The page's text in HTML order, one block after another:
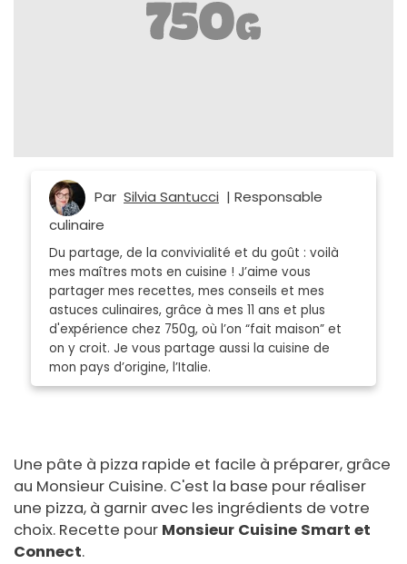
Par Silvia Santucci | Responsable
culinaire
Du partage, de la convivialité et du goût : voilà
mes maîtres mots en cuisine ! J’aime vous
partager mes recettes, mes conseils et mes
astuces culinaires, grâce à mes 11 ans et plus
d'expérience chez 750g, où l’on “fait maison” et
on y croit. Je vous partage aussi la cuisine de
mon pays d’origine, l’Italie.
Une pâte à pizza rapide et facile à préparer, grâce
au Monsieur Cuisine. C'est la base pour réaliser
une pizza, à garnir avec les ingrédients de votre
choix. Recette pour Monsieur Cuisine Smart et
Connect.